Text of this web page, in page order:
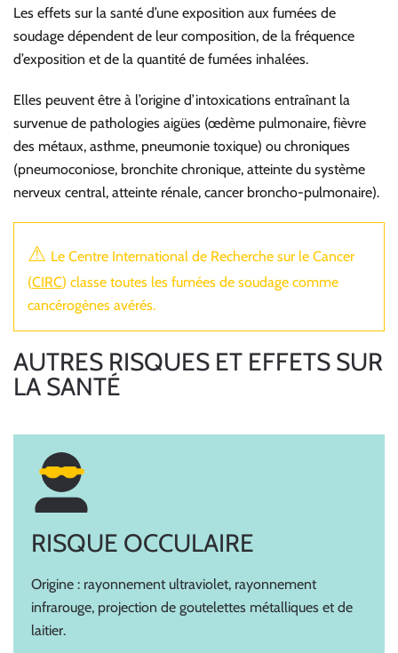
Les effets sur la santé d’une exposition aux fumées de
soudage dépendent de leur composition, de la fréquence
d’exposition et de la quantité de fumées inhalées.
Elles peuvent être à l’origine d’intoxications entraînant la
survenue de pathologies aigües (œdème pulmonaire, fièvre
des métaux, asthme, pneumonie toxique) ou chroniques
(pneumoconiose, bronchite chronique, atteinte du système
nerveux central, atteinte rénale, cancer broncho-pulmonaire).
⚠ Le Centre International de Recherche sur le Cancer
(CIRC) classe toutes les fumées de soudage comme
cancérogènes avérés.
AUTRES RISQUES ET EFFETS SUR
LA SANTÉ
RISQUE OCCULAIRE
Origine : rayonnement ultraviolet, rayonnement
infrarouge, projection de goutelettes métalliques et de
laitier.